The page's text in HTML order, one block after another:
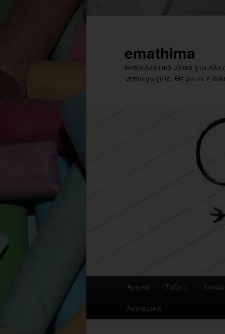
emathima
Εκπαιδευτικό υλικό για
νηπιαγωγείο. Θέματα
Αρχική Τάξεις
Λογισμικά